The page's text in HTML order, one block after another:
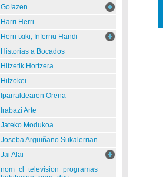
Go!azen
Harri Herri
Herri txiki, Infernu Handi
Historias a Bocados
Hitzetik Hortzera
Hitzokei
Iparraldearen Orena
Irabazi Arte
Jateko Modukoa
Joseba Arguiñano Sukalerrian
Jai Alai
nom_cl_television_programas_